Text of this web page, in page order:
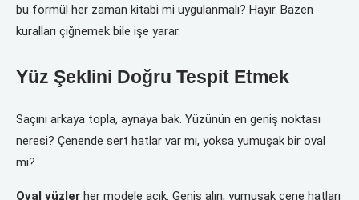
bu formül her zaman kitabi mi uygulanmalı? Hayır. Bazen
kuralları çiğnemek bile işe yarar.
Yüz Şeklini Doğru Tespit Etmek
Saçını arkaya topla, aynaya bak. Yüzünün en geniş noktası
neresi? Çenende sert hatlar var mı, yoksa yumuşak bir oval
mi?
Oval yüzler her modele açık. Geniş alın, yumuşak çene hatları